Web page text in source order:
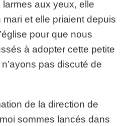
larmes aux yeux, elle
et elle priaient depuis
pour que nous
à adopter cette petite
pas discuté de
de la direction de
sommes lancés dans